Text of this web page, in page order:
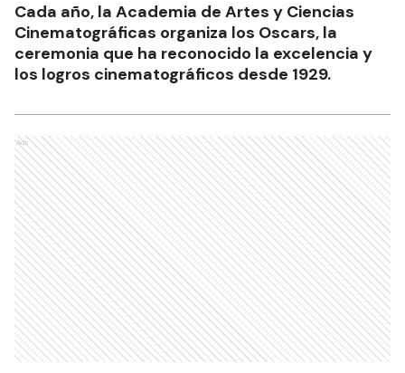
Cada año, la Academia de Artes y Ciencias
Cinematográficas organiza los Oscars, la
ceremonia que ha reconocido la excelencia y
los logros cinematográficos desde 1929.
Ads